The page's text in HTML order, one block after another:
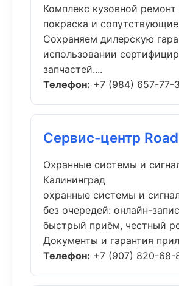
Комплекс кузовной ремонт
покраска и сопутствующие
Сохраняем дилерскую
использовании
запчастей....
Телефон: +7 (984) 657-77-
Сервис-центр
Охранные системы и
Калининград
охранные системы и
без очередей: онлайн-
быстрый приём, честный
Документы и гарантия
Телефон: +7 (907) 820-68-